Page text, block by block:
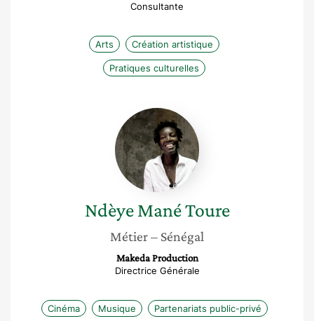
Consultante
Arts Création artistique
Pratiques culturelles
Ndèye
Mané
Toure
Ndèye ManéToure
Métier– Sénégal
Makeda Production
Directrice Générale
Cinéma Musique Partenariats public-privé